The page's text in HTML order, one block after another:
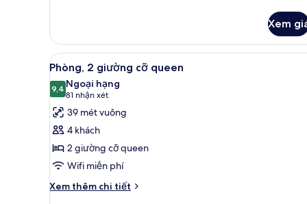
Phòng,
giường
king,
công
Xem
Xem
tất
cả
ảnh
Phòng,
2
giường
cỡ
queen
Bộ đồ giường cao cấp, nệm
6
Phòng, 2 giường cỡ queen
9,49,4 trên 10
Ngoại hạng
81 nhận xét
(81
nhận
xét)
39 mét vuông
4 khách
2 giường cỡ queen
Wifi miễn phí
Xem thêm chi tiết
Chi